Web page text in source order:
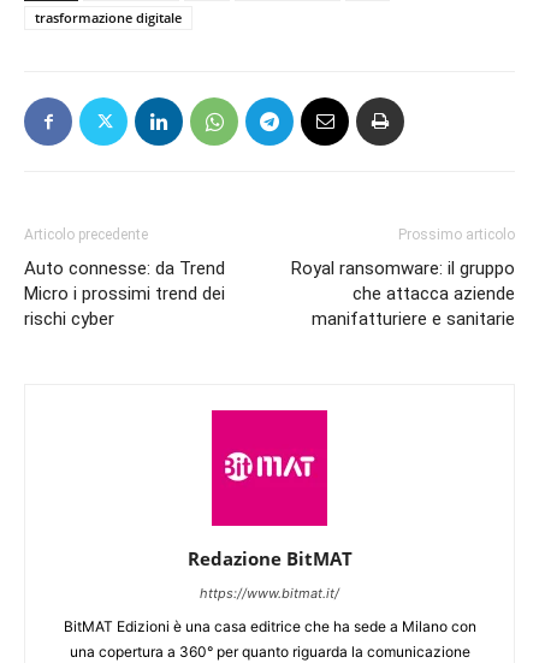
trasformazione digitale
Articolo precedente
Auto connesse: da Trend
Micro i prossimi trend dei
rischi cyber
Prossimo articolo
Royal ransomware: il gruppo
che attacca aziende
manifatturiere e sanitarie
Redazione BitMAT
https://www.bitmat.it/
BitMAT Edizioni è una casa editrice che ha sede a Milano con
una copertura a 360° per quanto riguarda la comunicazione